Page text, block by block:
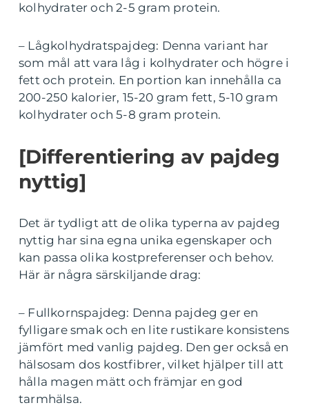
kolhydrater och 2-5 gram protein.
– Lågkolhydratspajdeg: Denna variant har
som mål att vara låg i kolhydrater och högre i
fett och protein. En portion kan innehålla ca
200-250 kalorier, 15-20 gram fett, 5-10 gram
kolhydrater och 5-8 gram protein.
[Differentiering av pajdeg
nyttig]
Det är tydligt att de olika typerna av pajdeg
nyttig har sina egna unika egenskaper och
kan passa olika kostpreferenser och behov.
Här är några särskiljande drag:
– Fullkornspajdeg: Denna pajdeg ger en
fylligare smak och en lite rustikare konsistens
jämfört med vanlig pajdeg. Den ger också en
hälsosam dos kostfibrer, vilket hjälper till att
hålla magen mätt och främjar en god
tarmhälsa.